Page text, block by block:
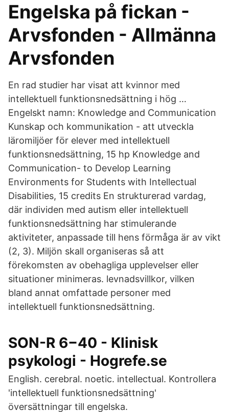
Engelska på fickan -
Arvsfonden - Allmänna
Arvsfonden
En rad studier har visat att kvinnor med
intellektuell funktionsnedsättning i hög …
Engelskt namn: Knowledge and Communication
Kunskap och kommunikation - att utveckla
läromiljöer för elever med intellektuell
funktionsnedsättning, 15 hp Knowledge and
Communication- to Develop Learning
Environments for Students with Intellectual
Disabilities, 15 credits En strukturerad vardag,
där individen med autism eller intellektuell
funktionsnedsättning har stimulerande
aktiviteter, anpassade till hens förmåga är av vikt
(2, 3). Miljön skall organiseras så att
förekomsten av obehagliga upplevelser eller
situationer minimeras. levnadsvillkor, vilken
bland annat omfattade personer med
intellektuell funktionsnedsättning.
SON-R 6−40 - Klinisk
psykologi - Hogrefe.se
English. cerebral. noetic. intellectual. Kontrollera
'intellektuell funktionsnedsättning'
översättningar till engelska.